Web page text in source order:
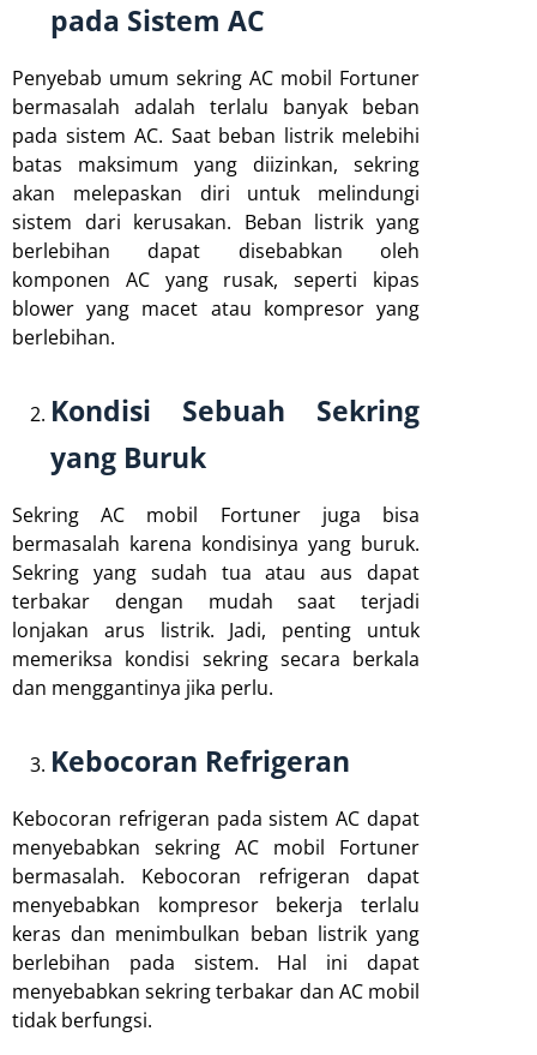
pada Sistem AC
Penyebab umum sekring AC mobil Fortuner
bermasalah adalah terlalu banyak beban
pada sistem AC. Saat beban listrik melebihi
batas maksimum yang diizinkan, sekring
akan melepaskan diri untuk melindungi
sistem dari kerusakan. Beban listrik yang
berlebihan dapat disebabkan oleh
komponen AC yang rusak, seperti kipas
blower yang macet atau kompresor yang
berlebihan.
Kondisi Sebuah Sekring
yang Buruk
Sekring AC mobil Fortuner juga bisa
bermasalah karena kondisinya yang buruk.
Sekring yang sudah tua atau aus dapat
terbakar dengan mudah saat terjadi
lonjakan arus listrik. Jadi, penting untuk
memeriksa kondisi sekring secara berkala
dan menggantinya jika perlu.
Kebocoran Refrigeran
Kebocoran refrigeran pada sistem AC dapat
menyebabkan sekring AC mobil Fortuner
bermasalah. Kebocoran refrigeran dapat
menyebabkan kompresor bekerja terlalu
keras dan menimbulkan beban listrik yang
berlebihan pada sistem. Hal ini dapat
menyebabkan sekring terbakar dan AC mobil
tidak berfungsi.